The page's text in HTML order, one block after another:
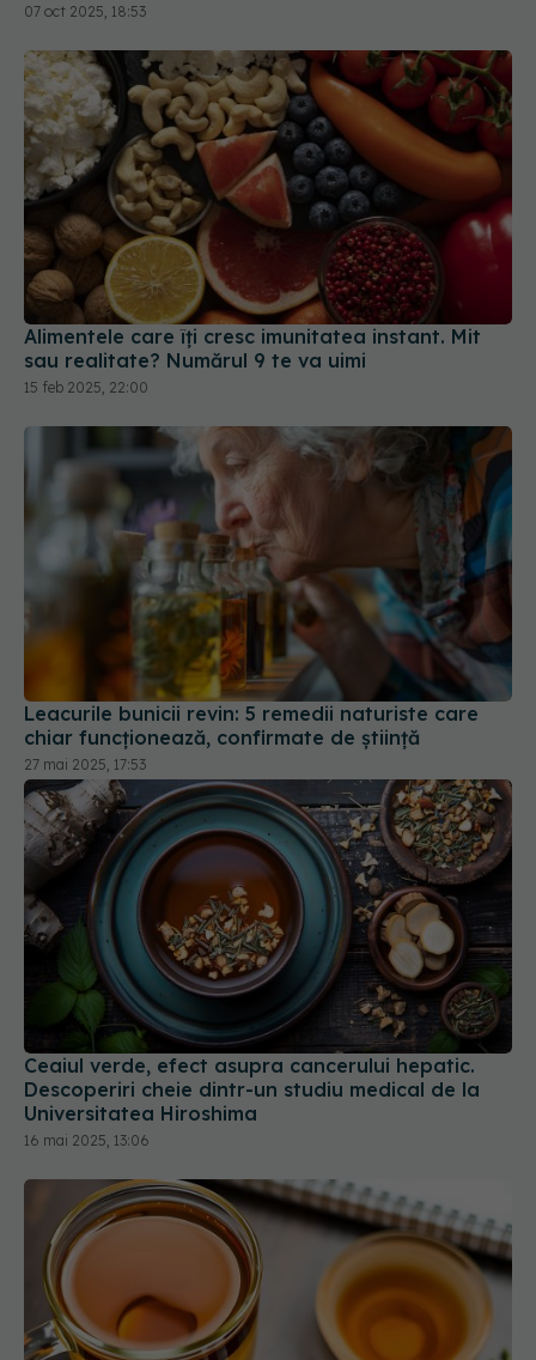
07 oct 2025, 18:53
Alimentele care îți cresc imunitatea instant. Mit
sau realitate? Numărul 9 te va uimi
15 feb 2025, 22:00
Leacurile bunicii revin: 5 remedii naturiste care
chiar funcționează, confirmate de știință
27 mai 2025, 17:53
Ceaiul verde, efect asupra cancerului hepatic.
Descoperiri cheie dintr-un studiu medical de la
Universitatea Hiroshima
16 mai 2025, 13:06